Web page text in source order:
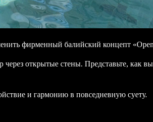
фирменный балийский концепт
открытые стены. Представьте, как вы
и гармонию в повседневную суету.